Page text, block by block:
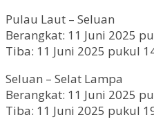
Pulau Laut – Seluan
Berangkat: 11 Juni 2025
Tiba: 11 Juni 2025 pukul
Seluan – Selat Lampa
Berangkat: 11 Juni 2025
Tiba: 11 Juni 2025 pukul